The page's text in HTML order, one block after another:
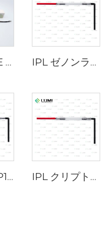
CYNOSURE E LITE + IPL ゼノンランプ P1421 – 7×45×90 mm
lPL ランプ P1671-7×50×110 mm IPL クリプトンランプ P1491 – 9×45×95 mm